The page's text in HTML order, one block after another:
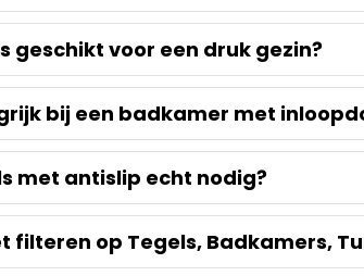
geschikt voor een druk gezin?
bij een badkamer met
met antislip echt nodig?
filteren op Tegels, Badkamers,